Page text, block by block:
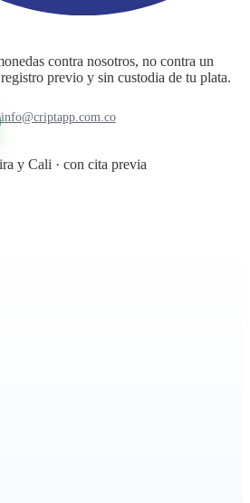
contra nosotros, no contra un
previo y sin custodia de tu plata.
info@criptapp.com.co
y Cali · con cita previa